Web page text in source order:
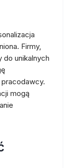
Firmy,
unikalnych
mogą